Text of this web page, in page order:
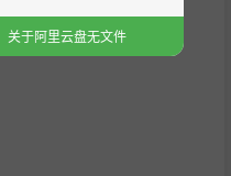
关于阿里云盘无文件